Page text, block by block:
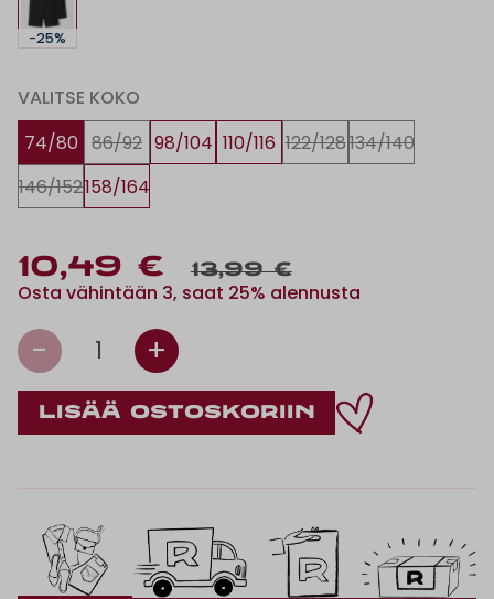
-25%
VALITSE KOKO
74/80 86/92 98/104 110/116 122/128134/140
146/152158/164
10,49 € 13,99 €
Osta vähintään 3, saat 25% alennusta
- 1 +